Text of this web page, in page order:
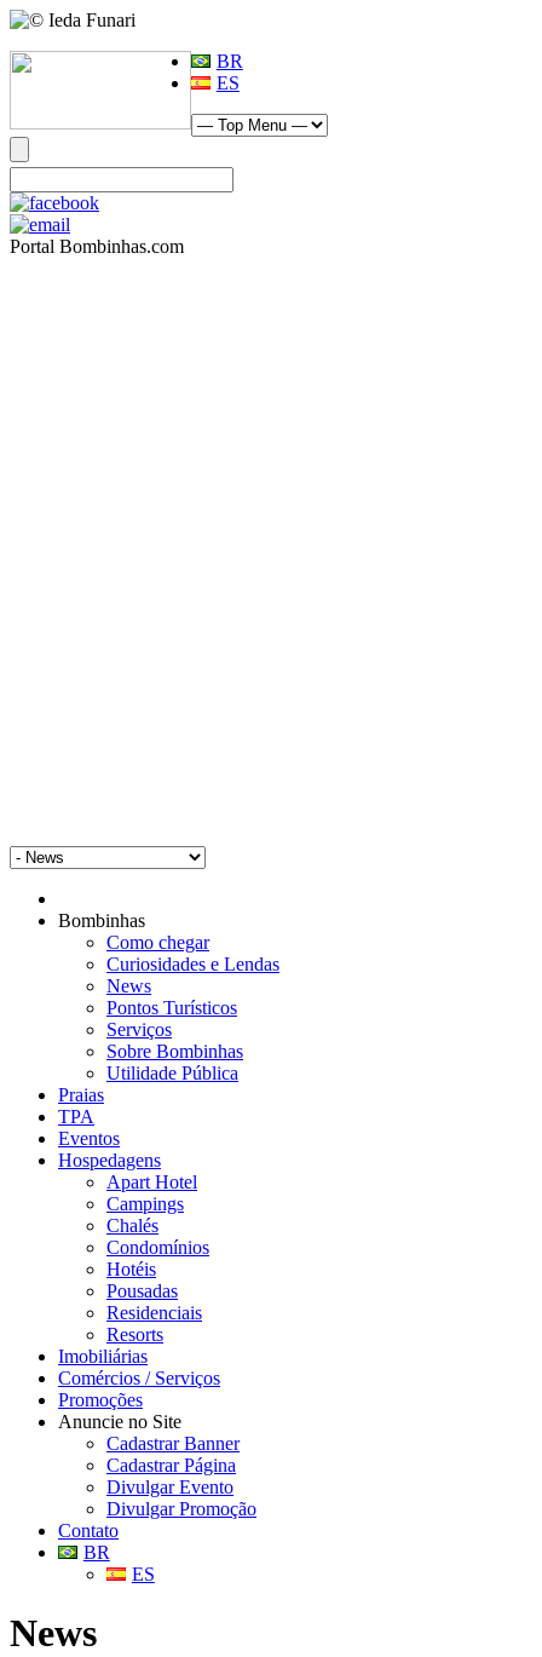
BR
ES
Portal Bombinhas.com
Bombinhas
Como chegar
Curiosidades e Lendas
News
Pontos Turísticos
Serviços
Sobre Bombinhas
Utilidade Pública
Praias
TPA
Eventos
Hospedagens
Apart Hotel
Campings
Chalés
Condomínios
Hotéis
Pousadas
Residenciais
Resorts
Imobiliárias
Comércios / Serviços
Promoções
Anuncie no Site
Cadastrar Banner
Cadastrar Página
Divulgar Evento
Divulgar Promoção
Contato
BR
ES
News